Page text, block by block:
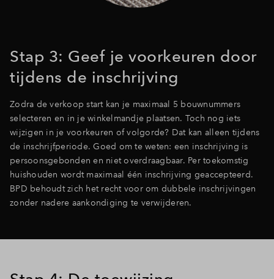
Stap 3: Geef je voorkeuren door
tijdens de inschrijving
Zodra de verkoop start kan je maximaal 5 bouwnummers
selecteren en in je winkelmandje plaatsen. Toch nog iets
wijzigen in je voorkeuren of volgorde? Dat kan alleen tijdens
de inschrijfperiode. Goed om te weten: een inschrijving is
persoonsgebonden en niet overdraagbaar. Per toekomstig
huishouden wordt maximaal één inschrijving geaccepteerd.
BPD behoudt zich het recht voor om dubbele inschrijvingen
zonder nadere aankondiging te verwijderen.